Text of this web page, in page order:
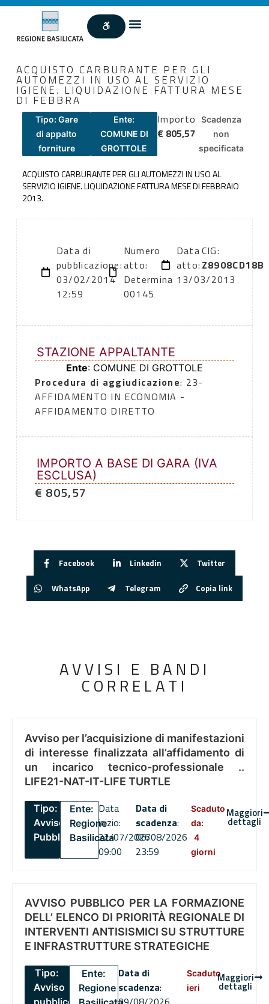
ACQUISTO CARBURANTE PER GLI
AUTOMEZZI IN USO AL SERVIZIO
IGIENE. LIQUIDAZIONE FATTURA MESE
DI FEBBRA
Tipo: Gare
di appalto
forniture
Ente:
COMUNE DI
GROTTOLE
Importo
€ 805,57
Scadenza
non
specificata
ACQUISTO CARBURANTE PER GLI AUTOMEZZI IN USO AL
SERVIZIO IGIENE. LIQUIDAZIONE FATTURA MESE DI FEBBRAIO
2013.
Data di
pubblicazione:
03/02/2014
12:59
Numero
atto:
Determina
00145
Data
atto:
13/03/2013
CIG:
Z8908CD18B
STAZIONE APPALTANTE
Ente: COMUNE DI GROTTOLE
Procedura di aggiudicazione: 23-
AFFIDAMENTO IN ECONOMIA -
AFFIDAMENTO DIRETTO
IMPORTO A BASE DI GARA (IVA
ESCLUSA)
€ 805,57
Facebook Linkedin Twitter
WhatsApp Telegram Copia link
AVVISI E BANDI
CORRELATI
Avviso per l’acquisizione di manifestazioni
di interesse finalizzata all’affidamento di
un incarico tecnico-professionale ..
LIFE21-NAT-IT-LIFE TURTLE
Tipo:
Avviso
Pubblico
Ente:
Regione
Basilicata
Data
inizio:
22/07/2026
09:00
Data di
scadenza:
06/08/2026
23:59
Scaduto
da:
4
giorni
Maggiori
dettagli
AVVISO PUBBLICO PER LA FORMAZIONE
DELL’ ELENCO DI PRIORITÀ REGIONALE DI
INTERVENTI ANTISISMICI SU STRUTTURE
E INFRASTRUTTURE STRATEGICHE
Tipo:
Avviso
Ente:
Regione
Data di
scadenza:
Scaduto
ieri
Maggiori
dettagli